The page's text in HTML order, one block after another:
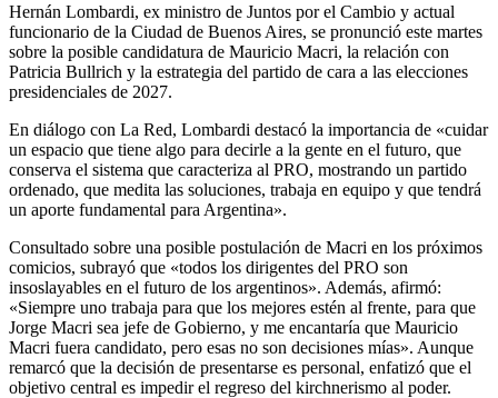
Hernán Lombardi, ex ministro de Juntos por el Cambio y actual
funcionario de la Ciudad de Buenos Aires, se pronunció este martes
sobre la posible candidatura de Mauricio Macri, la relación con
Patricia Bullrich y la estrategia del partido de cara a las elecciones
presidenciales de 2027.
En diálogo con La Red, Lombardi destacó la importancia de «cuidar
un espacio que tiene algo para decirle a la gente en el futuro, que
conserva el sistema que caracteriza al PRO, mostrando un partido
ordenado, que medita las soluciones, trabaja en equipo y que tendrá
un aporte fundamental para Argentina».
Consultado sobre una posible postulación de Macri en los próximos
comicios, subrayó que «todos los dirigentes del PRO son
insoslayables en el futuro de los argentinos». Además, afirmó:
«Siempre uno trabaja para que los mejores estén al frente, para que
Jorge Macri sea jefe de Gobierno, y me encantaría que Mauricio
Macri fuera candidato, pero esas no son decisiones mías». Aunque
remarcó que la decisión de presentarse es personal, enfatizó que el
objetivo central es impedir el regreso del kirchnerismo al poder.